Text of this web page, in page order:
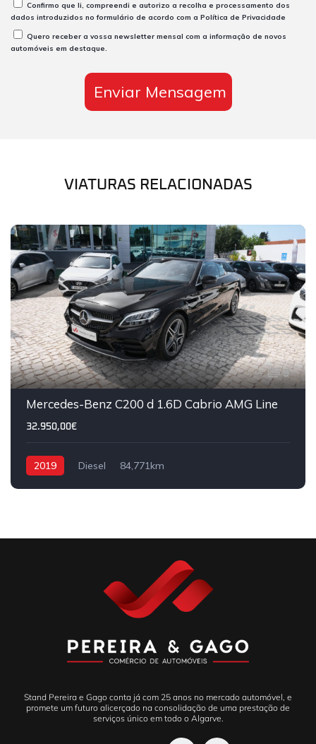
Confirmo que li, compreendi e autorizo a recolha e processamento dos
dados introduzidos no formulário de acordo com a Política de Privacidade
Quero receber a vossa newsletter mensal com a informação de novos
automóveis em destaque.
VIATURAS RELACIONADAS
9
Mercedes-Benz C200 d 1.6D Cabrio AMG Line
32.950,00€
2019 Diesel 84,771km
Stand Pereira e Gago conta já com 25 anos no mercado automóvel, e
promete um futuro alicerçado na consolidação de uma prestação de
serviços único em todo o Algarve.